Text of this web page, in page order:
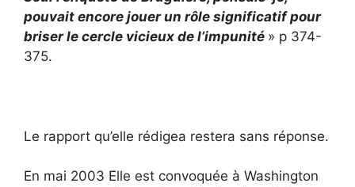
pouvait encore jouer un rôle significatif pour
briser le cercle vicieux de l’impunité » p 374-
375.
Le rapport qu’elle rédigea restera sans réponse.
En mai 2003 Elle est convoquée à Washington